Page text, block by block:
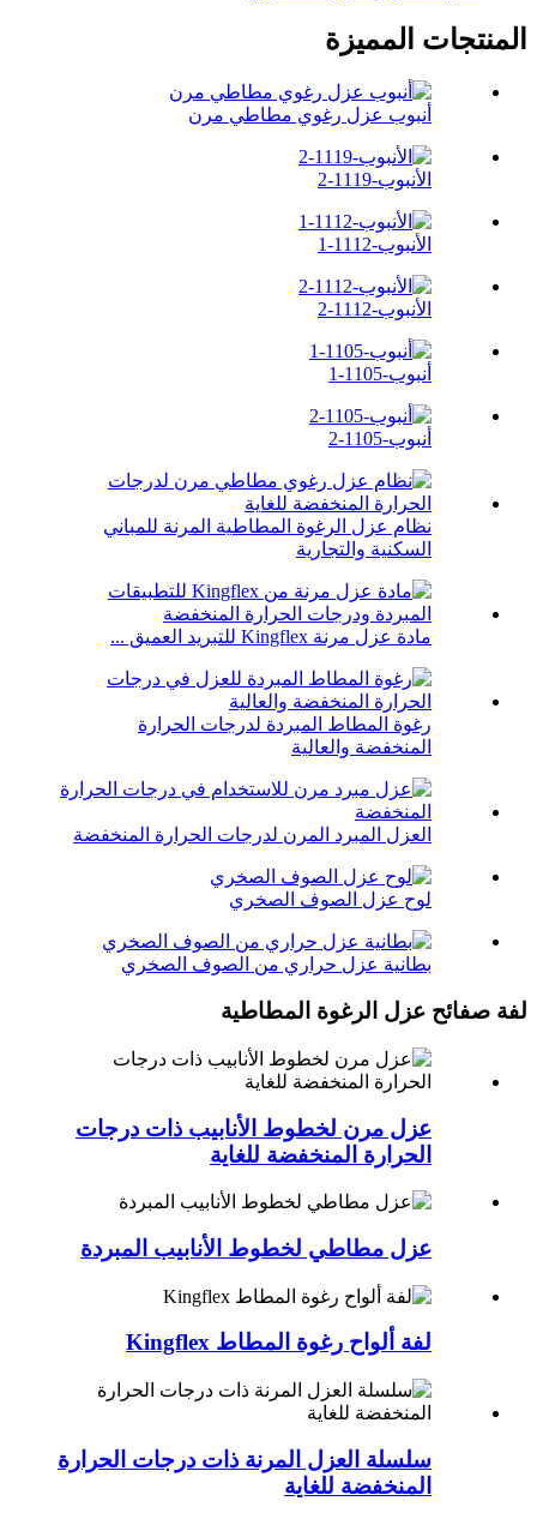
المنتجات المميزة
أنبوب عزل رغوي مطاطي مرن
الأنبوب-1119-2
الأنبوب-1112-1
الأنبوب-1112-2
أنبوب-1105-1
أنبوب-1105-2
نظام عزل الرغوة المطاطية المرنة للمباني
السكنية والتجارية
مادة عزل مرنة Kingflex للتبريد العميق ...
رغوة المطاط المبردة لدرجات الحرارة
المنخفضة والعالية
العزل المبرد المرن لدرجات الحرارة المنخفضة
لوح عزل الصوف الصخري
بطانية عزل حراري من الصوف الصخري
لفة صفائح عزل الرغوة المطاطية
عزل مرن لخطوط الأنابيب ذات درجات
الحرارة المنخفضة للغاية
عزل مطاطي لخطوط الأنابيب المبردة
لفة ألواح رغوة المطاط Kingflex
سلسلة العزل المرنة ذات درجات الحرارة
المنخفضة للغاية